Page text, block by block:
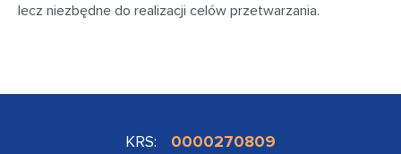
lecz niezbędne do realizacji celów przetwarzania.
KRS: 0000270809